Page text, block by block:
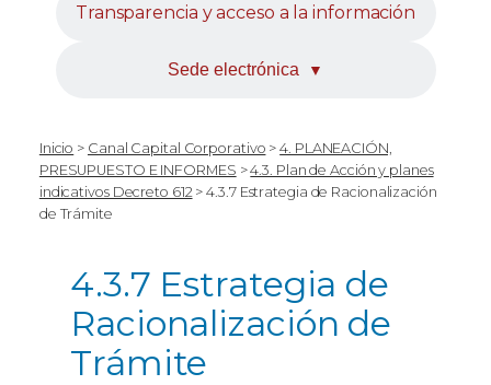
Transparencia y acceso a la información
Sede electrónica ▼
Inicio > Canal Capital Corporativo >4. PLANEACIÓN,
PRESUPUESTO E INFORMES >4.3. Plan de Acción y planes
indicativos Decreto 612 >4.3.7 Estrategia de Racionalización
de Trámite
4.3.7 Estrategia de
Racionalización de
Trámite